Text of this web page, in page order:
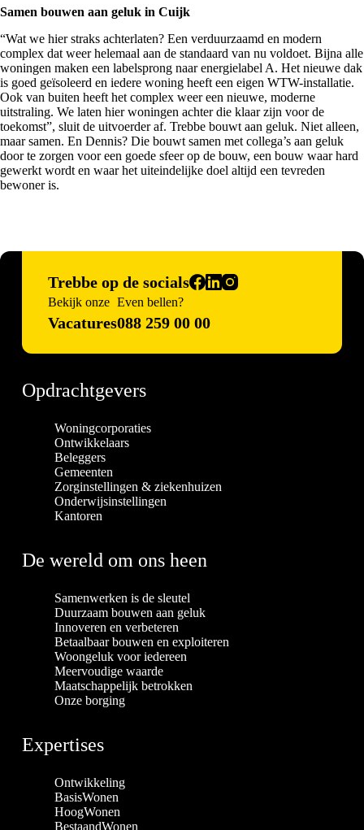
Samen bouwen aan geluk in Cuijk
“Wat we hier straks achterlaten? Een verduurzaamd en modern
complex dat weer helemaal aan de standaard van nu voldoet. Bijna alle
woningen maken een labelsprong naar energielabel A. Het nieuwe dak
is goed geïsoleerd en iedere woning heeft een eigen WTW-installatie.
Ook van buiten heeft het complex weer een nieuwe, moderne
uitstraling. We laten hier woningen achter die klaar zijn voor de
toekomst”, sluit de uitvoerder af. Trebbe bouwt aan geluk. Niet alleen,
maar samen. En Dennis? Die bouwt samen met collega’s aan geluk
door te zorgen voor een goede sfeer op de bouw, een bouw waar hard
gewerkt wordt en waar het uiteindelijke doel altijd een tevreden
bewoner is.
Trebbe op de socials
Bekijk onze
Vacatures
Even bellen?
088 259 00 00
Opdrachtgevers
Woningcorporaties
Ontwikkelaars
Beleggers
Gemeenten
Zorginstellingen & ziekenhuizen
Onderwijsinstellingen
Kantoren
De wereld om ons heen
Samenwerken is de sleutel
Duurzaam bouwen aan geluk
Innoveren en verbeteren
Betaalbaar bouwen en exploiteren
Woongeluk voor iedereen
Meervoudige waarde
Maatschappelijk betrokken
Onze borging
Expertises
Ontwikkeling
BasisWonen
HoogWonen
BestaandWonen